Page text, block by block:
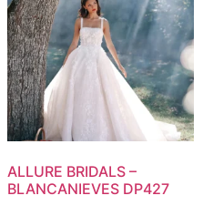
ALLURE BRIDALS –
BLANCANIEVES DP427